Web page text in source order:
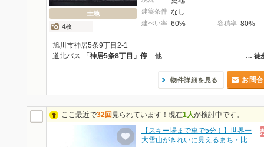
土地
4枚
建築条件 なし
建ぺい率 60% 容積率 80%
旭川市神居5条9丁目2-1
… 徒
道北バス 「神居5条8丁目」停 他
物件詳細を見る お問
ここ最近で32回 見られています！現在1人が検討中です。
【スキー場まで車で5分！】世界一
大雪山がきれいに見えるまち・比…